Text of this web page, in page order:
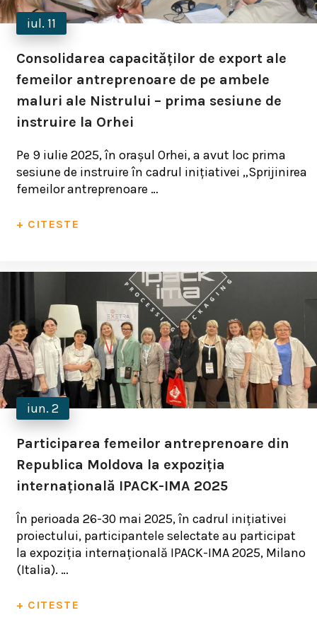
iul. 11
Consolidarea capacităților de export ale
femeilor antreprenoare de pe ambele
maluri ale Nistrului – prima sesiune de
instruire la Orhei
Pe 9 iulie 2025, în orașul Orhei, a avut loc prima
sesiune de instruire în cadrul inițiativei „Sprijinirea
femeilor antreprenoare …
+ CITESTE
iun. 2
Participarea femeilor antreprenoare din
Republica Moldova la expoziția
internațională IPACK-IMA 2025
În perioada 26-30 mai 2025, în cadrul inițiativei
proiectului, participantele selectate au participat
la expoziția internațională IPACK-IMA 2025, Milano
(Italia). …
+ CITESTE